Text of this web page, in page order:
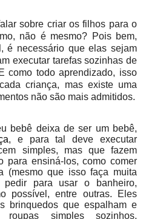
sobre criar os filhos para o
não é mesmo? Pois bem,
é necessário que elas sejam
executar tarefas sozinhas de
como todo aprendizado, isso
criança, mas existe uma
não são mais admitidos.
bebê deixa de ser um bebê,
, e para tal deve executar
simples, mas que fazem
para ensiná-los, como comer
(mesmo que isso faça muita
para usar o banheiro,
possível, entre outras. Eles
brinquedos que espalham e
simples sozinhos,